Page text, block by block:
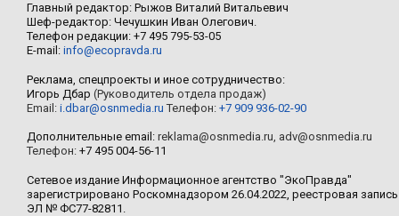
Главный редактор: Рыжов Виталий Витальевич
Шеф-редактор: Чечушкин Иван Олегович.
Телефон редакции: +7 495 795-53-05
E-mail: info@ecopravda.ru
Реклама, спецпроекты и иное сотрудничество:
Игорь Дбар (Руководитель отдела продаж)
Email: i.dbar@osnmedia.ru Телефон: +7 909 936-02-90
Дополнительные email: reklama@osnmedia.ru, adv@osnmedia.ru
Телефон: +7 495 004-56-11
Сетевое издание Информационное агентство "ЭкоПравда"
зарегистрировано Роскомнадзором 26.04.2022, реестровая запись
ЭЛ № ФС77-82811.